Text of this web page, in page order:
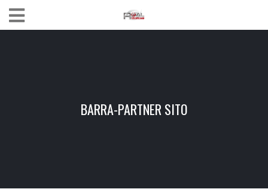
BARRA-PARTNER SITO